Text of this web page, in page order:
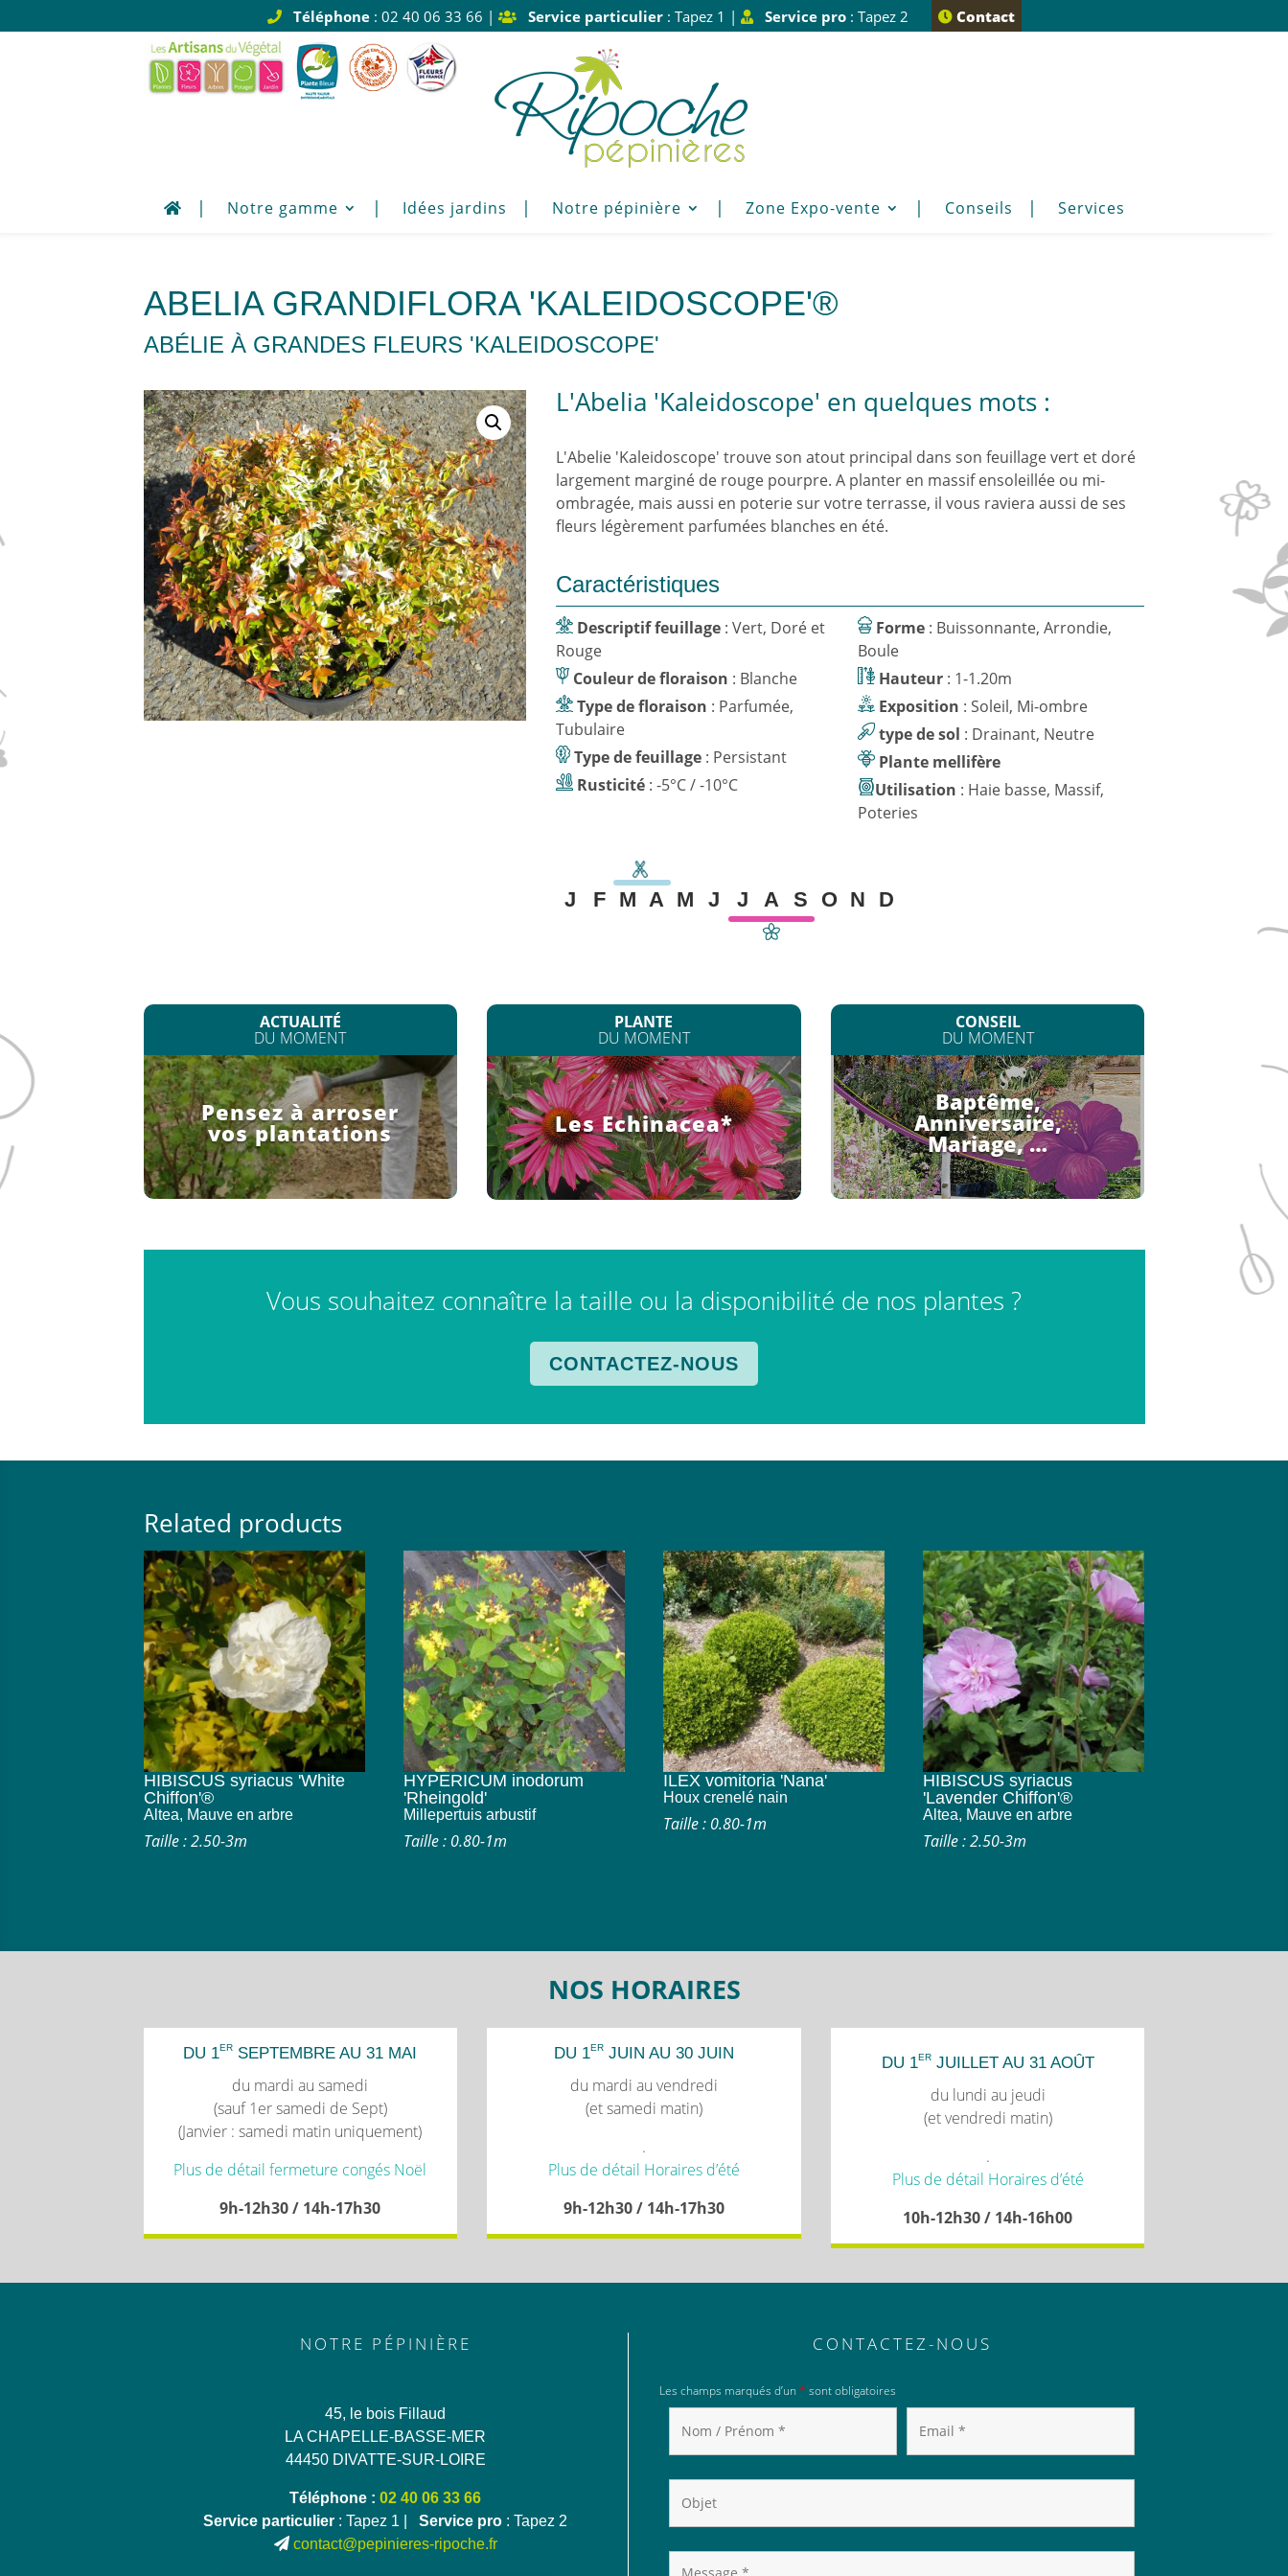
Téléphone: 02 40 06 33 66 | Service particulier: Tapez 1 | Service pro: Tapez 2 Contact
Notre gamme Idées jardins Notre pépinière Zone Expo-vente Conseils Services
ABELIA GRANDIFLORA 'KALEIDOSCOPE'®
ABÉLIE À GRANDES FLEURS 'KALEIDOSCOPE'
L'Abelia 'Kaleidoscope' en quelques mots :
L'Abelie 'Kaleidoscope' trouve son atout principal dans son feuillage vert et doré
largement marginé de rouge pourpre. A planter en massif ensoleillée ou mi-
ombragée, mais aussi en poterie sur votre terrasse, il vous raviera aussi de ses
fleurs légèrement parfumées blanches en été.
Caractéristiques
Descriptif feuillage : Vert, Doré et
Rouge
Couleur de floraison
: Blanche
Type de floraison : Parfumée,
Tubulaire
Type de feuillage : Persistant
Rusticité : -5°C / -10°C
Forme : Buissonnante, Arrondie,
Boule
Hauteur : 1-1.20m
Exposition
: Soleil, Mi-ombre
type de sol
: Drainant, Neutre
Plante mellifère
Utilisation : Haie basse, Massif,
Poteries
J F M A M J J A S O N D
ACTUALITÉ
DU MOMENT
Pensez à arroser
vos plantations
PLANTE
DU MOMENT
Les Echinacea*
CONSEIL
DU MOMENT
Baptême,
Anniversaire,
Mariage, …
Vous souhaitez connaître la taille ou la disponibilité de nos plantes ?
CONTACTEZ-NOUS
Related products
HIBISCUS syriacus 'White
Chiffon'®
Altea, Mauve en arbre
Taille : 2.50-3m
HYPERICUM inodorum
'Rheingold'
Millepertuis arbustif
Taille : 0.80-1m
ILEX vomitoria 'Nana'
Houx crenelé nain
Taille : 0.80-1m
HIBISCUS syriacus
'Lavender Chiffon'®
Altea, Mauve en arbre
Taille : 2.50-3m
NOS HORAIRES
DU 1ER SEPTEMBRE AU 31 MAI
du mardi au samedi
(sauf 1er samedi de Sept)
(Janvier : samedi matin uniquement)
Plus de détail fermeture congés Noël
9h-12h30 / 14h-17h30
DU 1ERJUIN AU 30 JUIN
du mardi au vendredi
(et samedi matin)
.
Plus de détail Horaires d’été
9h-12h30 / 14h-17h30
DU 1ERJUILLET AU 31 AOÛT
du lundi au jeudi
(et vendredi matin)
.
Plus de détail Horaires d’été
10h-12h30 / 14h-16h00
NOTRE PÉPINIÈRE
45, le bois Fillaud
LA CHAPELLE-BASSE-MER
44450 DIVATTE-SUR-LOIRE
Téléphone :02 40 06 33 66
Service particulier : Tapez 1 | Service pro : Tapez 2
contact@pepinieres-ripoche.fr
CONTACTEZ-NOUS
Les champs marqués d’un * sont obligatoires